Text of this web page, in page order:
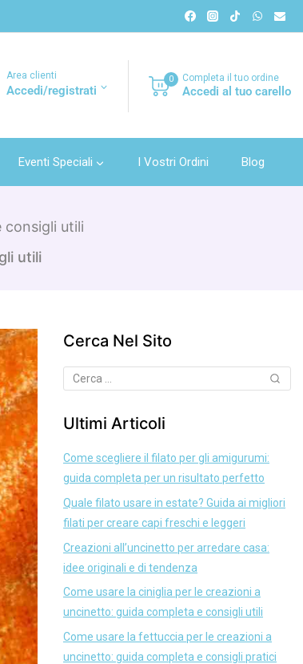
Area clienti
Accedi/registrati
0 Completa il tuo ordine
Accedi al tuo carello
Eventi Speciali I Vostri Ordini Blog
consigli utili
utili
Cerca Nel Sito
Ultimi Articoli
Come scegliere il filato per gli amigurumi:
guida completa per un risultato perfetto
Quale filato usare in estate? Guida ai migliori
filati per creare capi freschi e leggeri
Creazioni all’uncinetto per arredare casa:
idee originali e di tendenza
Come usare la ciniglia per le creazioni a
uncinetto: guida completa e consigli utili
Come usare la fettuccia per le creazioni a
uncinetto: guida completa e consigli pratici